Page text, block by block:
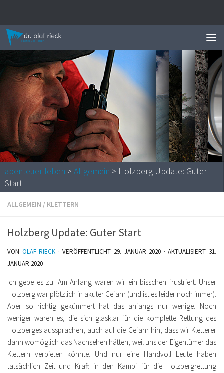
abenteuer leben > Allgemein > Holzberg Update: Guter
Start
ALLGEMEIN / KLETTERN
Holzberg Update: Guter Start
VON OLAF RIECK · VERÖFFENTLICHT 29. JANUAR 2020 · AKTUALISIERT 31.
JANUAR 2020
Ich gebe es zu: Am Anfang waren wir ein bisschen frustriert. Unser
Holzberg war plötzlich in akuter Gefahr (und ist es leider noch immer).
Aber so richtig gekümmert hat das anfangs nur wenige. Noch
weniger waren es, die sich glasklar für die komplette Rettung des
Holzberges aussprachen, auch auf die Gefahr hin, dass wir Kletterer
dann womöglich das Nachsehen hätten, weil uns der Eigentümer das
Klettern verbieten könnte. Und nur eine Handvoll Leute haben
tatsächlich Zeit und Kraft in den Kampf für die Holzbergrettung